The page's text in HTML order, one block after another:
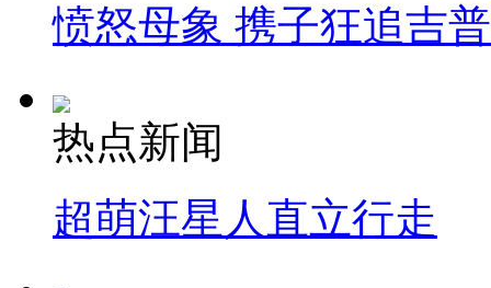
愤怒母象 携子狂追吉
热点新闻
超萌汪星人直立行走